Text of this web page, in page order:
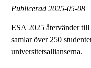
Publicerad 2025-05-08
ESA 2025 återvänder
samlar över 250
universitetsallianserna.